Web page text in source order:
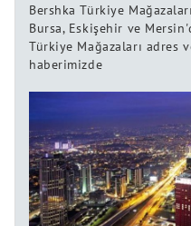
Bershka Türkiye
Bursa, Eskişehir ve
Türkiye Mağazaları adres
haberimizde